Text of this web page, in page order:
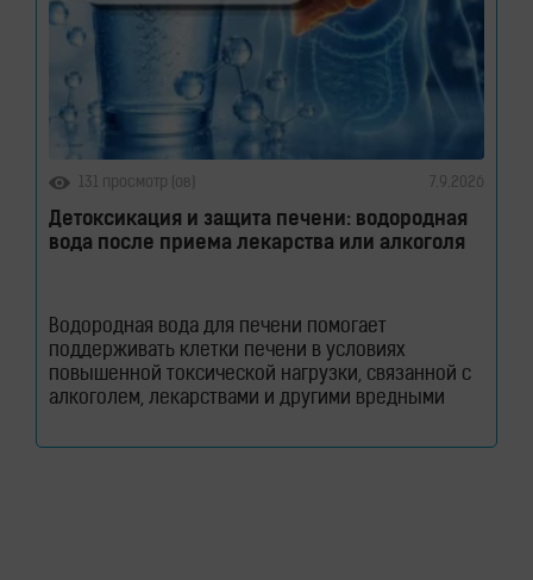
131 просмотр (ов) 7.9.2026
Детоксикация и защита печени: водородная
вода после приема лекарства или алкоголя
Водородная вода для печени помогает
поддерживать клетки печени в условиях
повышенной токсической нагрузки, связанной с
алкоголем, лекарствами и другими вредными
способствует снижению оксидативного стресса и